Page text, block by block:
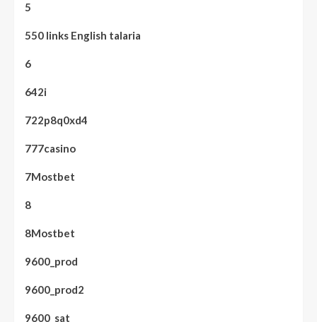
5
550 links English talaria
6
642i
722p8q0xd4
777casino
7Mostbet
8
8Mostbet
9600_prod
9600_prod2
9600_sat